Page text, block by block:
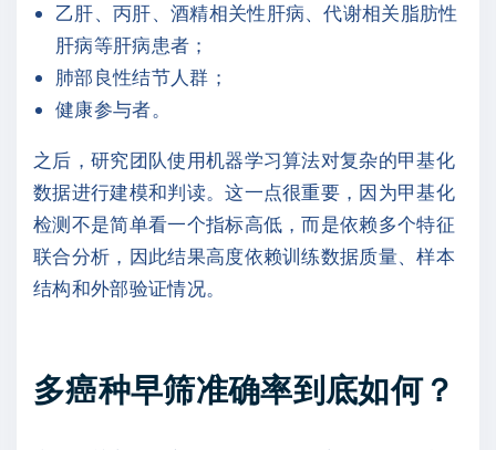
乙肝、丙肝、酒精相关性肝病、代谢相关脂肪性
肝病等肝病患者；
肺部良性结节人群；
健康参与者。
之后，研究团队使用机器学习算法对复杂的甲基化
数据进行建模和判读。这一点很重要，因为甲基化
检测不是简单看一个指标高低，而是依赖多个特征
联合分析，因此结果高度依赖训练数据质量、样本
结构和外部验证情况。
多癌种早筛准确率到底如何？